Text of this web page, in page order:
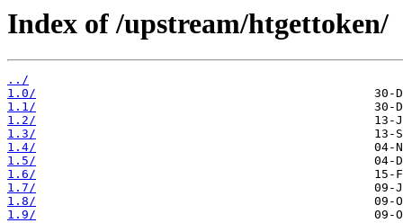
Index of /upstream/htgettoken/
../
1.0/
1.1/
1.2/
1.3/
1.4/
1.5/
1.6/
1.7/
1.8/
1.9/